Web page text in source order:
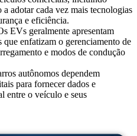
a adotar cada vez mais tecnologias
e eficiência.
EVs geralmente apresentam
enfatizam o gerenciamento de
e modos de condução
autônomos dependem
para fornecer dados e
entre o veículo e seus